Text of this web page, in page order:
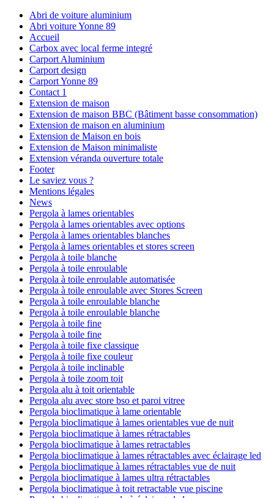
Abri de voiture aluminium
Abri voiture Yonne 89
Accueil
Carbox avec local ferme integré
Carport Aluminium
Carport design
Carport Yonne 89
Contact 1
Extension de maison
Extension de maison BBC (Bâtiment basse consommation)
Extension de maison en aluminium
Extension de Maison en bois
Extension de Maison minimaliste
Extension véranda ouverture totale
Footer
Le saviez vous ?
Mentions légales
News
Pergola à lames orientables
Pergola à lames orientables avec options
Pergola à lames orientables blanches
Pergola à lames orientables et stores screen
Pergola à toile blanche
Pergola à toile enroulable
Pergola à toile enroulable automatisée
Pergola à toile enroulable avec Stores Screen
Pergola à toile enroulable blanche
Pergola à toile enroulable blanche
Pergola à toile fine
Pergola à toile fine
Pergola à toile fixe classique
Pergola à toile fixe couleur
Pergola à toile inclinable
Pergola à toile zoom toit
Pergola alu à toit orientable
Pergola alu avec store bso et paroi vitree
Pergola bioclimatique à lame orientable
Pergola bioclimatique à lames orientables vue de nuit
Pergola bioclimatique à lames rétractables
Pergola bioclimatique à lames retractables
Pergola bioclimatique à lames rétractables avec éclairage led
Pergola bioclimatique à lames rétractables vue de nuit
Pergola bioclimatique à lames ultra rétractables
Pergola bioclimatique à toit retractable vue piscine